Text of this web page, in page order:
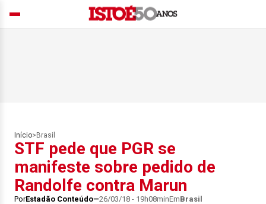
Início> Brasil
STF pede que PGR se
manifeste sobre pedido de
Randolfe contra Marun
PorEstadão Conteúdo 26/03/18 - 19h08minEmBrasil